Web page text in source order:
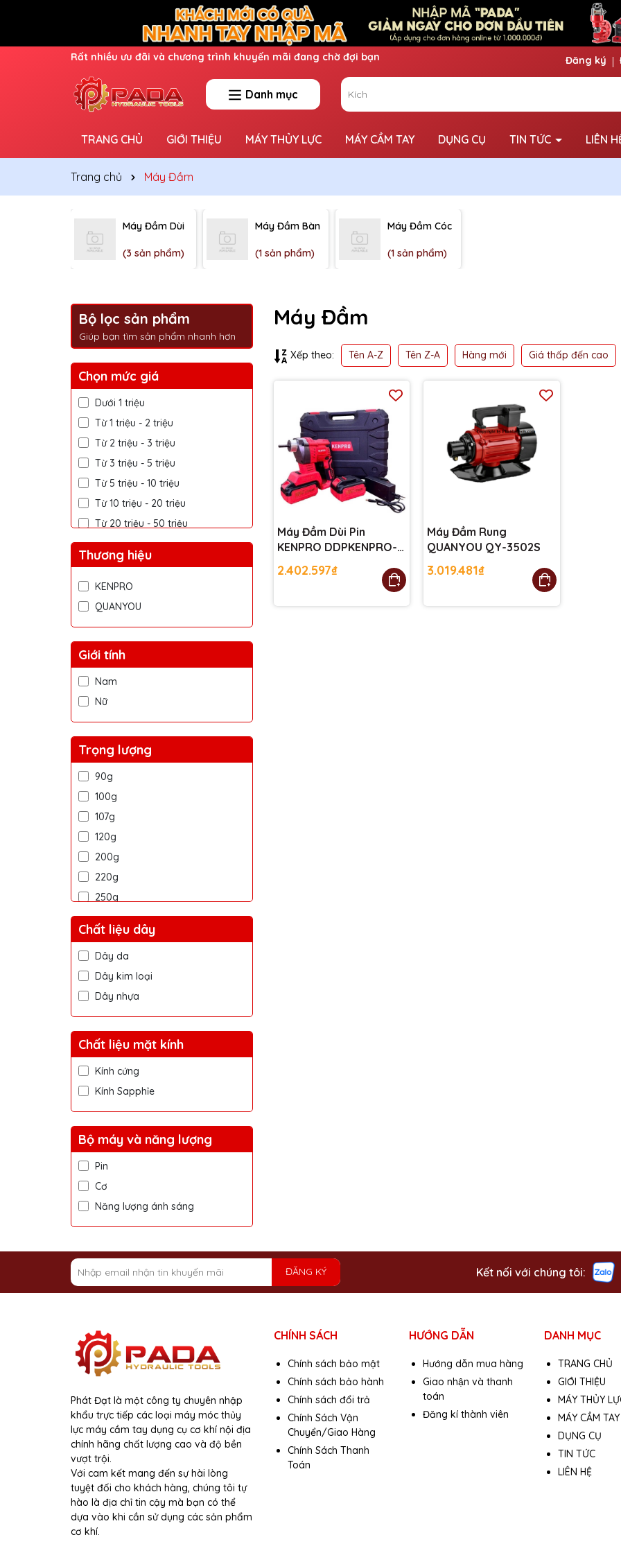
Ưu đãi lớn dành cho thành viên mới Đăng ký
Danh mục
TRANG CHỦ GIỚI THIỆU MÁY THỦY LỰC MÁY CẦM TAY DỤNG CỤ TIN TỨC LIÊN
Trang chủ Máy Đầm
Máy Đầm Dùi
(3 sản phẩm)
Máy Đầm Bàn
(1 sản phẩm)
Máy Đầm Cóc
(1 sản phẩm)
Bộ lọc sản phẩm
Giúp bạn tìm sản phẩm nhanh hơn
Chọn mức giá
Dưới 1 triệu
Từ 1 triệu - 2 triệu
Từ 2 triệu - 3 triệu
Từ 3 triệu - 5 triệu
Từ 5 triệu - 10 triệu
Từ 10 triệu - 20 triệu
Từ 20 triệu - 50 triệu
Trên 50 triệu
Thương hiệu
KENPRO
QUANYOU
Giới tính
Nam
Nữ
Trọng lượng
90g
100g
107g
120g
200g
220g
250g
400g
500g
700g
900g
1.4kg
Chất liệu dây
Dây da
Dây kim loại
Dây nhựa
Chất liệu mặt kính
Kính cứng
Kính Sapphỉe
Bộ máy và năng lượng
Pin
Cơ
Năng lượng ánh sáng
Máy Đầm
Xếp theo: Tên A-Z Tên Z-A Hàng mới Giá thấp đến cao
Máy Đầm Dùi Pin
KENPRO DDPKENPRO-
2.402.597₫
Máy Đầm Rung
QUANYOU QY-3502S
3.019.481₫
ĐĂNG KÝ Kết nối với chúng tôi:
Phát Đạt là một công ty chuyên nhập
khẩu trực tiếp các loại máy móc thủy
lực máy cầm tay dụng cụ cơ khí nội địa
chính hãng chất lượng cao và độ bền
vượt trội.
Với cam kết mang đến sự hài lòng
tuyệt đối cho khách hàng, chúng tôi tự
hào là địa chỉ tin cậy mà bạn có thể
dựa vào khi cần sử dụng các sản phẩm
cơ khí.
CHÍNH SÁCH
Chính sách bảo mật
Chính sách bảo hành
Chính sách đổi trả
Chính Sách Vận
Chuyển/Giao Hàng
Chính Sách Thanh
Toán
HƯỚNG DẪN
Hướng dẫn mua hàng
Giao nhận và thanh
toán
Đăng kí thành viên
DANH MỤC
TRANG CHỦ
GIỚI THIỆU
MÁY THỦY
MÁY CẦM TAY
DỤNG CỤ
TIN TỨC
LIÊN HỆ